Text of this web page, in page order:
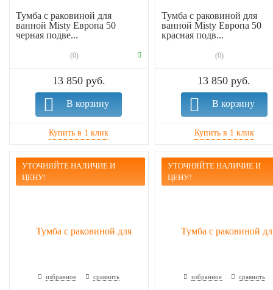
Тумба с раковиной для
ванной Misty Европа 50
черная подве...
(0)
13 850 руб.
В корзину
Тумба с раковиной для
ванной Misty Европа 50
красная подв...
(0)
13 850 руб.
В корзину
УТОЧНЯЙТЕ НАЛИЧИЕ И
ЦЕНУ!
избранное сравнить
УТОЧНЯЙТЕ НАЛИЧИЕ И
ЦЕНУ!
избранное сравнить